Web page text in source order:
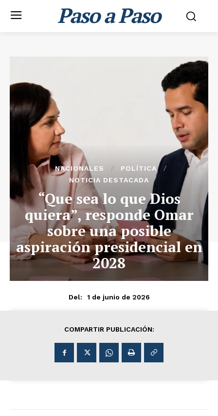
Paso a Paso
NACIONALES
POLÍTICA
NOTICIA DESTACADA
“Que sea lo que Dios
quiera”, responde Omar
sobre una posible
aspiración presidencial en
2028
Del: 1 de junio de 2026
COMPARTIR PUBLICACIÓN: